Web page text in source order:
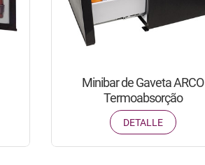
Minibar de Gaveta ARCO
Termoabsorção
DETALLE